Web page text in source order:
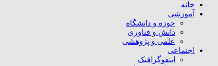
خانه
آموزشی
حوزه و دانشگاه
دانش و فناوری
علمی و پژوهشی
اجتماعی
اینفوگرافیک